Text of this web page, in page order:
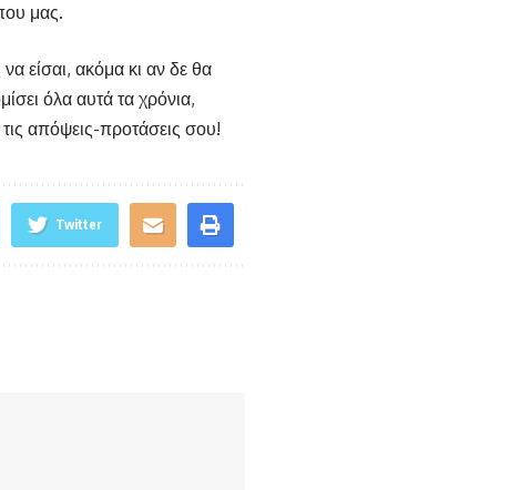
μας.
είσαι, ακόμα κι αν δε θα
όλα αυτά τα χρόνια,
απόψεις-προτάσεις σου!
Twitter